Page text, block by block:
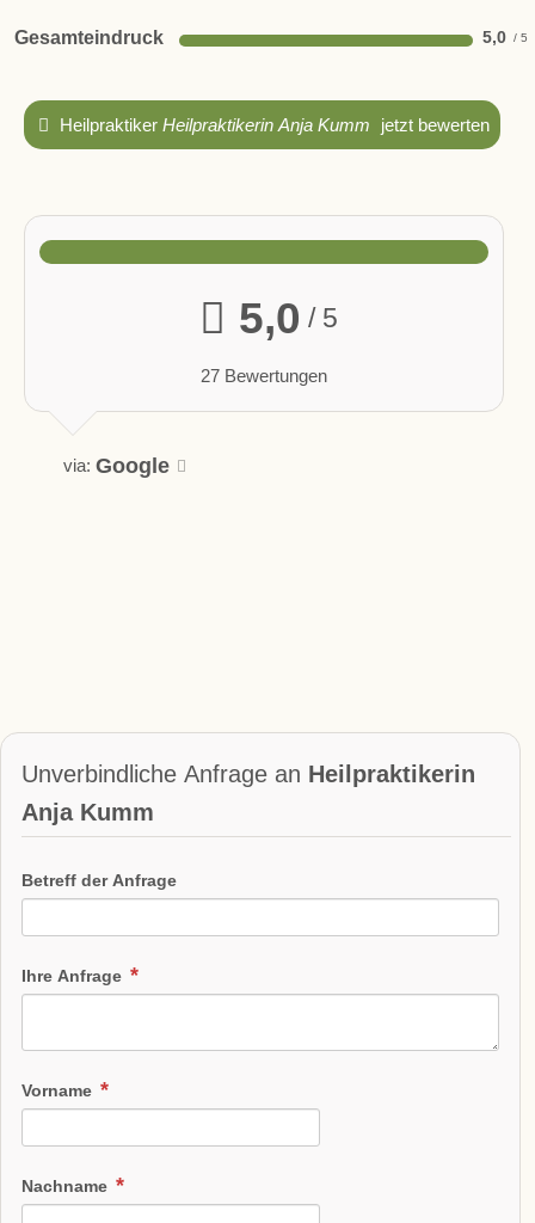
Gesamteindruck 5,0
Heilpraktiker Heilpraktikerin Anja Kumm jetzt bewerten
5,0 / 5
27 Bewertungen
via: Google
Unverbindliche Anfrage an Heilpraktikerin
Anja Kumm
Betreff der Anfrage
Ihre Anfrage
Vorname
Nachname